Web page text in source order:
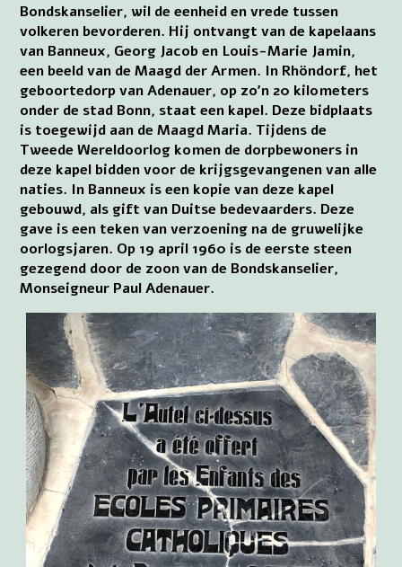
Bondskanselier, wil de eenheid en vrede tussen
volkeren bevorderen. Hij ontvangt van de kapelaans
van Banneux, Georg Jacob en Louis-Marie Jamin,
een beeld van de Maagd der Armen. In Rhöndorf, het
geboortedorp van Adenauer, op zo’n 20 kilometers
onder de stad Bonn, staat een kapel. Deze bidplaats
is toegewijd aan de Maagd Maria. Tijdens de
Tweede Wereldoorlog komen de dorpbewoners in
deze kapel bidden voor de krijgsgevangenen van alle
naties. In Banneux is een kopie van deze kapel
gebouwd, als gift van Duitse bedevaarders. Deze
gave is een teken van verzoening na de gruwelijke
oorlogsjaren. Op 19 april 1960 is de eerste steen
gezegend door de zoon van de Bondskanselier,
Monseigneur Paul Adenauer.